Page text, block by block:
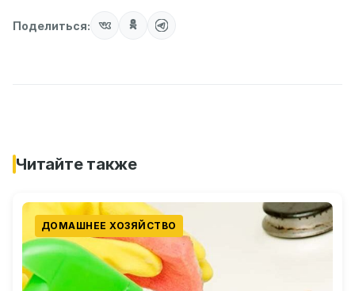
Поделиться:
Читайте также
ДОМАШНЕЕ ХОЗЯЙСТВО